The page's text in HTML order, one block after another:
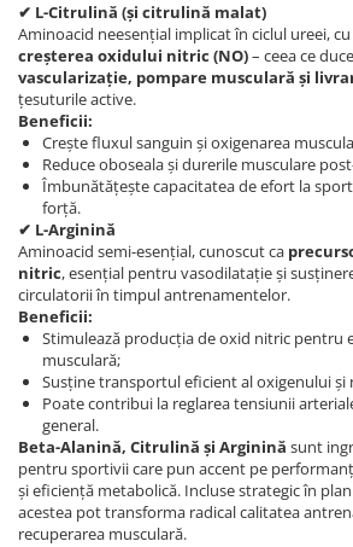
✔ L-Citrulină (și citrulină malat)
Aminoacid neesențial implicat în ciclul ureei,
creșterea oxidului nitric (NO)– ceea ce
vascularizație, pompare musculară și
țesuturile active.
Beneficii:
Crește fluxul sanguin și oxigenarea
Reduce oboseala și durerile musculare
Îmbunătățește capacitatea de efort la
forță.
✔ L-Arginină
Aminoacid semi-esențial, cunoscut ca
nitric, esențial pentru vasodilatație și
circulatorii în timpul antrenamentelor.
Beneficii:
Stimulează producția de oxid nitric pentru
musculară;
Susține transportul eficient al oxigenului
Poate contribui la reglarea tensiunii
general.
Beta-Alanină, Citrulină și Arginină sunt
pentru sportivii care pun accent pe
și eficiență metabolică. Incluse strategic în
acestea pot transforma radical calitatea
recuperarea musculară.